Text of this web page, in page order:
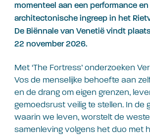
momenteel aan een performance en
architectonische ingreep in het
De Biënnale van Venetië vindt
22 november 2026.
Met ‘The Fortress’ onderzoeken
Vos de menselijke behoefte aan
en de drang om eigen grenzen,
gemoedsrust veilig te stellen. In de
waarin we leven, worstelt de
samenleving volgens het duo met